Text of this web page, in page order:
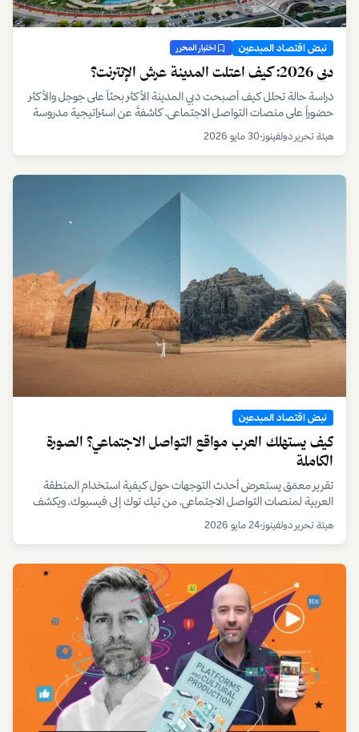
نبض اقتصاد المبدعين اختيار المحرر
دبي 2026: كيف اعتلت المدينة عرش الإنترنت؟
دراسة حالة تحلل كيف أصبحت دبي المدينة الأكثر بحثاً على جوجل والأكثر
حضوراً على منصات التواصل الاجتماعي، كاشفةً عن استراتيجية مدروسة
هيئة تحرير دولفينوز•30 مايو 2026
نبض اقتصاد المبدعين
كيف يستهلك العرب مواقع التواصل الاجتماعي؟ الصورة
الكاملة
تقرير معمّق يستعرض أحدث التوجهات حول كيفية استخدام المنطقة
العربية لمنصات التواصل الاجتماعي، من تيك توك إلى فيسبوك، ويكشف
هيئة تحرير دولفينوز•24 مايو 2026